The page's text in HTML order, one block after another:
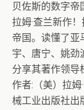
贝佐斯的数字帝
拉姆·查兰新作
帝国。读懂了亚
宇、唐宁、姚劲
分享其著作领导
作者:（美）拉姆
械工业出版社出